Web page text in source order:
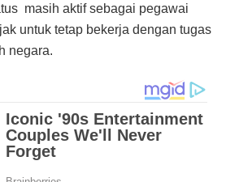
masih aktif sebagai pegawai
untuk tetap bekerja dengan tugas
negara.